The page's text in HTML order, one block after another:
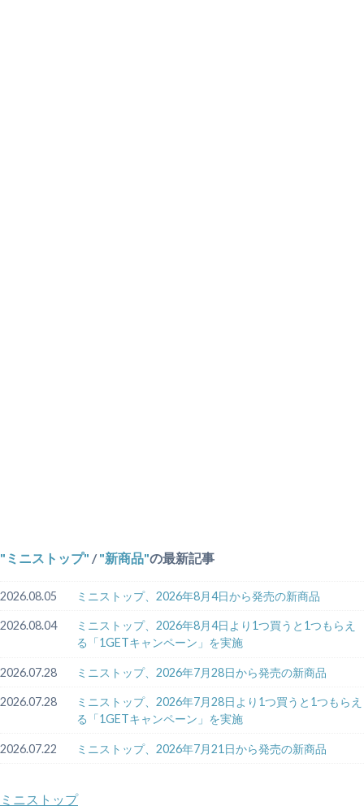
ミニストップ / 新商品 の最新記事
2026.08.05 ミニストップ、2026年8月4日から発売の新商品
2026.08.04
ミニストップ、2026年8月4日より1つ買うと1つもらえ
る「1GETキャンペーン」を実施
2026.07.28 ミニストップ、2026年7月28日から発売の新商品
2026.07.28
ミニストップ、2026年7月28日より1つ買うと1つもらえ
る「1GETキャンペーン」を実施
2026.07.22 ミニストップ、2026年7月21日から発売の新商品
ミニストップ